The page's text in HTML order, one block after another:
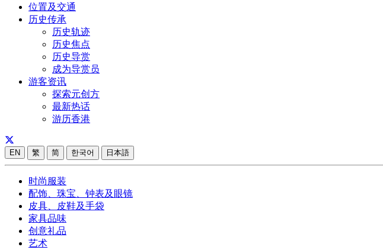
位置及交通
历史传承
历史轨迹
历史焦点
历史导赏
成为导赏员
游客资讯
探索元创方
最新热话
游历香港
EN 繁 简 한국어 日本語
时尚服装
配饰、珠宝、钟表及眼镜
皮具、皮鞋及手袋
家具品味
创意礼品
艺术